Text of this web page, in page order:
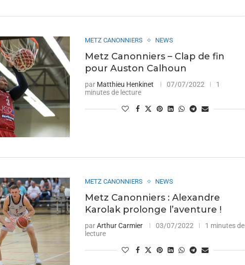
METZ CANONNIERS NEWS
Metz Canonniers – Clap de fin
pour Auston Calhoun
par Matthieu Henkinet 07/07/2022
1
minutes de lecture
METZ CANONNIERS NEWS
Metz Canonniers : Alexandre
Karolak prolonge l’aventure !
parArthur Carmier 03/07/2022
1 minutes de
lecture